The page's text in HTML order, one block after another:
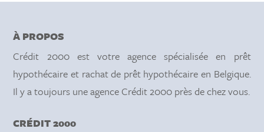
À PROPOS
Crédit 2000 est votre agence spécialisée en prêt
hypothécaire et rachat de prêt hypothécaire en Belgique.
Il y a toujours une agence Crédit 2000 près de chez vous.
CRÉDIT 2000